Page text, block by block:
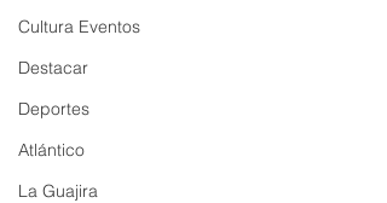
Cultura Eventos
Destacar
Deportes
Atlántico
La Guajira